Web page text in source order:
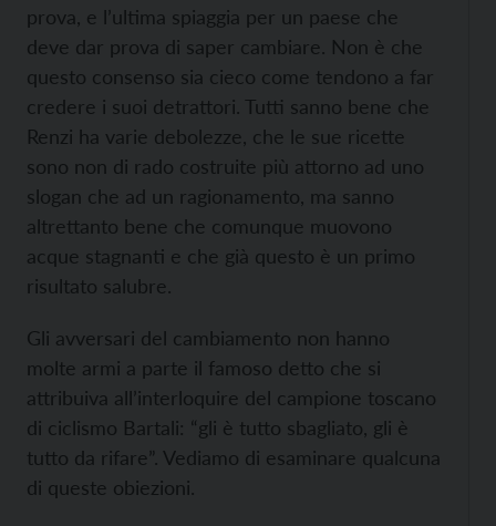
prova, e l’ultima spiaggia per un paese che
deve dar prova di saper cambiare. Non è che
questo consenso sia cieco come tendono a far
credere i suoi detrattori. Tutti sanno bene che
Renzi ha varie debolezze, che le sue ricette
sono non di rado costruite più attorno ad uno
slogan che ad un ragionamento, ma sanno
altrettanto bene che comunque muovono
acque stagnanti e che già questo è un primo
risultato salubre.
Gli avversari del cambiamento non hanno
molte armi a parte il famoso detto che si
attribuiva all’interloquire del campione toscano
di ciclismo Bartali: “gli è tutto sbagliato, gli è
tutto da rifare”. Vediamo di esaminare qualcuna
di queste obiezioni.